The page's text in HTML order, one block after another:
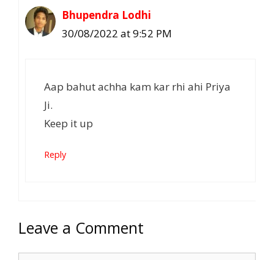
Bhupendra Lodhi
30/08/2022 at 9:52 PM
Aap bahut achha kam kar rhi ahi Priya
Ji.
Keep it up
Reply
Leave a Comment